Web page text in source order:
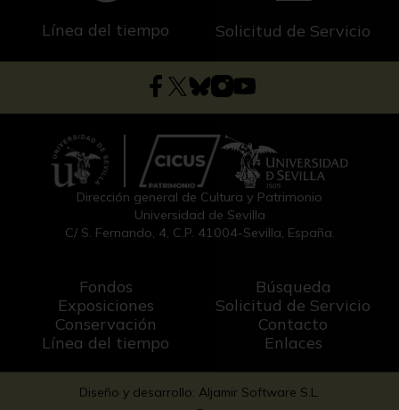
Línea del tiempo Solicitud de Servicio
Dirección general de Cultura y Patrimonio
Universidad de Sevilla
C/ S. Fernando, 4, C.P. 41004-Sevilla, España.
Fondos
Exposiciones
Conservación
Línea del tiempo
Búsqueda
Solicitud de Servicio
Contacto
Enlaces
Diseño y desarrollo: Aljamir Software S.L.